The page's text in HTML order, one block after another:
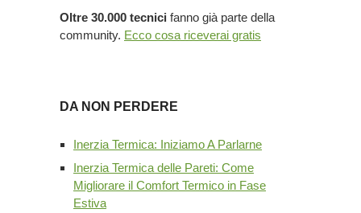
Oltre 30.000 tecnici fanno già parte della
community. Ecco cosa riceverai gratis
DA NON PERDERE
Inerzia Termica: Iniziamo A Parlarne
Inerzia Termica delle Pareti: Come
Migliorare il Comfort Termico in Fase
Estiva